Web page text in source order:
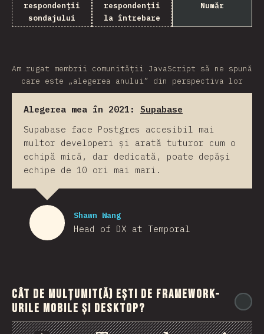
respondenții
sondajului
respondenții
la întrebare
Număr
Am rugat membrii comunității JavaScript să ne spună
care este „alegerea anului” din perspectiva lor
Alegerea mea în 2021: Supabase
Supabase face Postgres accesibil mai
multor developeri și arată tuturor cum o
echipă mică, dar dedicată, poate depăși
echipe de 10 ori mai mari.
Shawn Wang
Head of DX at Temporal
Cât de mulțumit(ă) ești de framework-
urile mobile și desktop?